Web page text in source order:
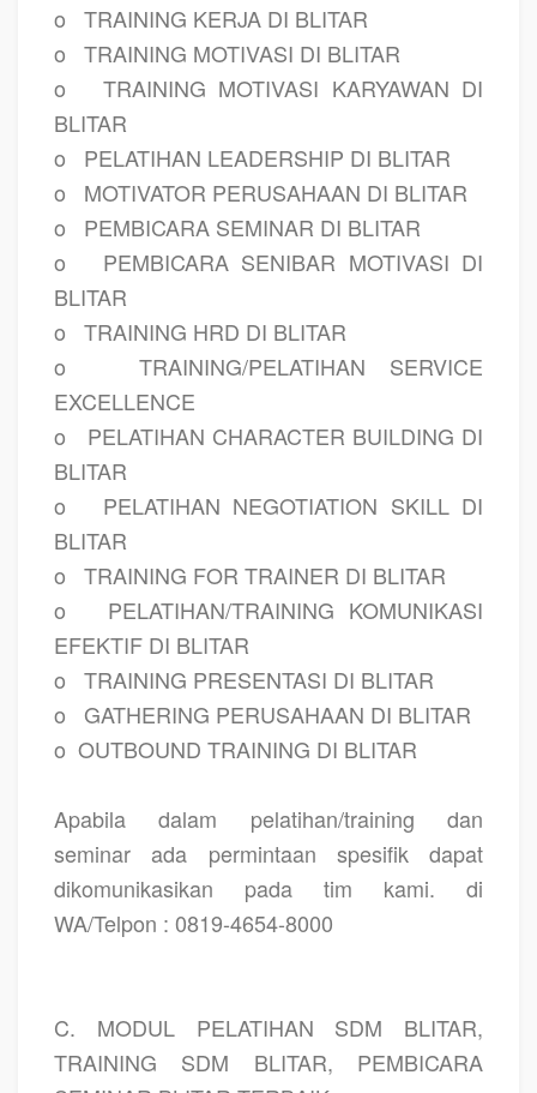
o
TRAINING KERJA DI BLITAR
o
TRAINING MOTIVASI DI BLITAR
o
TRAINING MOTIVASI KARYAWAN DI
BLITAR
o
PELATIHAN LEADERSHIP DI BLITAR
o
MOTIVATOR PERUSAHAAN DI BLITAR
o
PEMBICARA SEMINAR DI BLITAR
o
PEMBICARA SENIBAR MOTIVASI DI
BLITAR
o
TRAINING HRD DI BLITAR
o
TRAINING/PELATIHAN SERVICE
EXCELLENCE
o
PELATIHAN CHARACTER BUILDING DI
BLITAR
o
PELATIHAN NEGOTIATION SKILL DI
BLITAR
o
TRAINING FOR TRAINER DI BLITAR
o
PELATIHAN/TRAINING KOMUNIKASI
EFEKTIF DI BLITAR
o
TRAINING PRESENTASI DI BLITAR
o
GATHERING PERUSAHAAN DI BLITAR
o OUTBOUND TRAINING DI BLITAR
Apabila dalam pelatihan/training dan
seminar ada permintaan spesifik dapat
dikomunikasikan pada tim kami. di
WA/Telpon : 0819-4654-8000
C. MODUL PELATIHAN SDM BLITAR,
TRAINING SDM BLITAR, PEMBICARA